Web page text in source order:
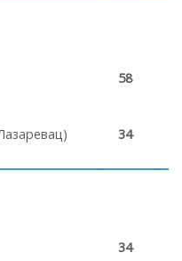
58
34
34